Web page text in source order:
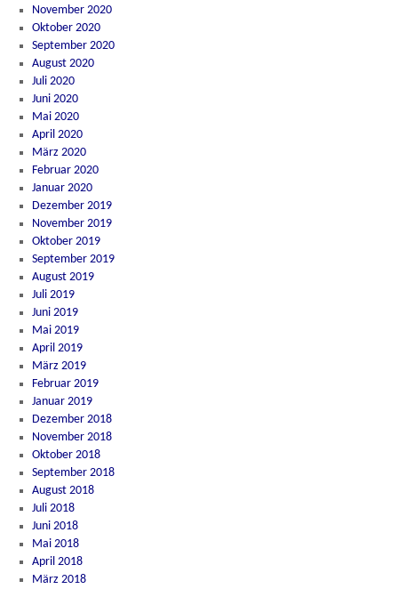
November 2020
Oktober 2020
September 2020
August 2020
Juli 2020
Juni 2020
Mai 2020
April 2020
März 2020
Februar 2020
Januar 2020
Dezember 2019
November 2019
Oktober 2019
September 2019
August 2019
Juli 2019
Juni 2019
Mai 2019
April 2019
März 2019
Februar 2019
Januar 2019
Dezember 2018
November 2018
Oktober 2018
September 2018
August 2018
Juli 2018
Juni 2018
Mai 2018
April 2018
März 2018